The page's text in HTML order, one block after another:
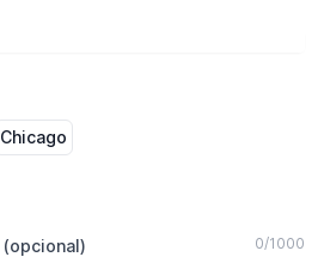
Chicago
0/1000